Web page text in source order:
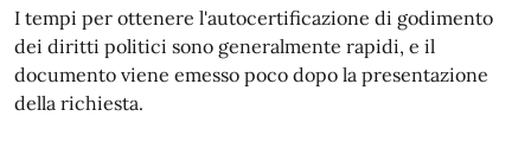
I tempi per ottenere l'autocertificazione di godimento
dei diritti politici sono generalmente rapidi, e il
documento viene emesso poco dopo la presentazione
della richiesta.